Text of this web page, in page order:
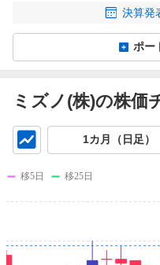
決算発
ポー
ミズノ(株)の株価
1カ月（日足）
移5日 移25日